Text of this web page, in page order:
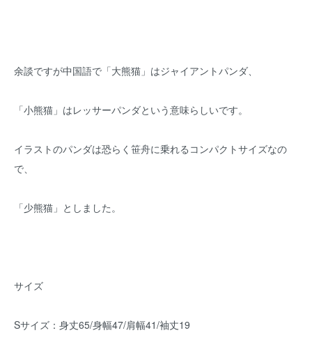
余談ですが中国語で「大熊猫」はジャイアントパンダ、
「小熊猫」はレッサーパンダという意味らしいです。
イラストのパンダは恐らく笹舟に乗れるコンパクトサイズなの
で、
「少熊猫」としました。
サイズ
Sサイズ：身丈65/身幅47/肩幅41/袖丈19